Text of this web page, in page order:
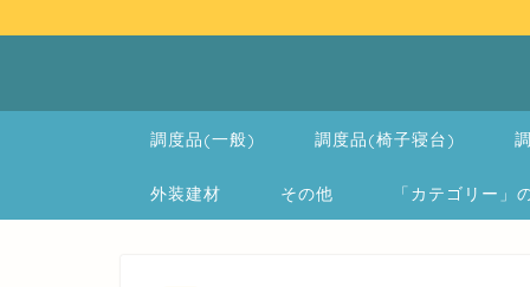
調度品(一般) 調度品(椅子寝台)
外装建材 その他 「カテゴリー